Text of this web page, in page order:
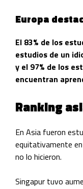
Europa
El 83% de los
estudios de un
y el 97% de los
encuentran
Ranking
En Asia fueron
equitativamente
no lo hicieron.
Singapur tuvo